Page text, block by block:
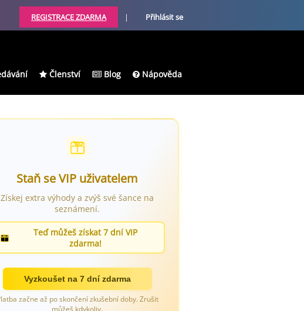
REGISTRACE ZDARMA | Přihlásit se
Členství Blog Nápověda
Staň se VIP uživatelem
Získej extra výhody a zvýš své šance na
seznámení.
Teď můžeš získat 7 dní VIP
zdarma!
Vyzkoušet na 7 dní zdarma
začne až po skončení zkušební doby. Zrušit
můžeš kdykoliv.